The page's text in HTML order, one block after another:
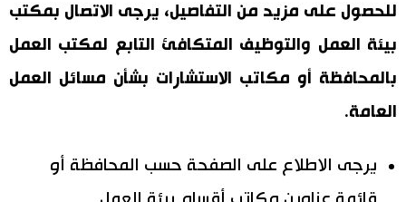
للحصول على مزيد من التفاصيل، يرجى الاتصال بمكتب
بيئة العمل والتوظيف المتكافئ التابع لمكتب العمل
بالمحافظة أو مكاتب الاستشارات بشأن مسائل العمل
العامة.
يرجى الاطلاع على الصفحة حسب المحافظة أو